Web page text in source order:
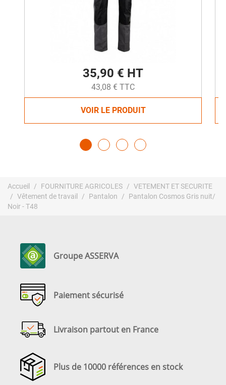
35,90 € HT
43,08 € TTC
VOIR LE PRODUIT
Accueil FOURNITURE AGRICOLES
VETEMENT ET SECURITE
Vêtement de travail
Pantalon
Pantalon Cosmos Gris nuit/
Noir - T48
Groupe ASSERVA
Paiement sécurisé
Livraison partout en France
Plus de 10000 références en stock